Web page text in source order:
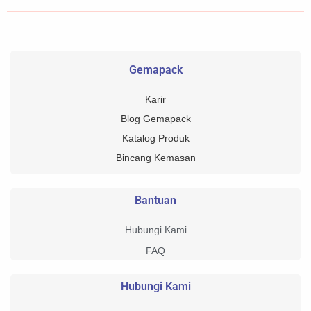
Gemapack
Karir
Blog Gemapack
Katalog Produk
Bincang Kemasan
Bantuan
Hubungi Kami
FAQ
Hubungi Kami